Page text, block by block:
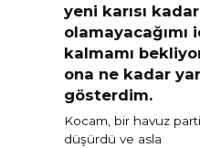
yeni karısı
kalmamı
ona ne kadar
gösterdim.
Kocam, bir havuz
düşürdü ve asla